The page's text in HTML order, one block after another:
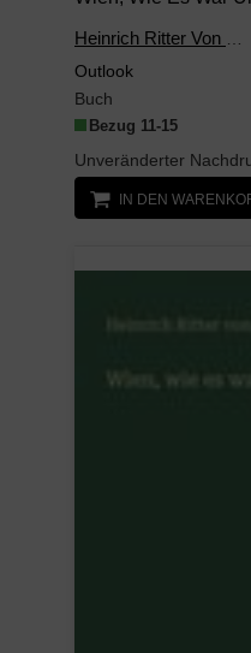
Outlook
Buch
Bezug 11-15
IN DEN